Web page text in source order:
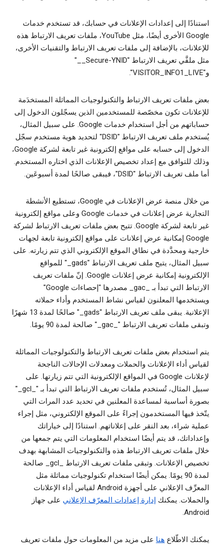
استنادًا إلى إعدادات الإعلانات في حسابك، قد تستخدم خدمات
Google الأخرى أيضًا، مثل YouTube، ملفات تعريف الارتباط هذه
للإعلانات، بالإضافة إلى ملفات تعريف الارتباط والتقنيات الأخرى،
مثل ملفَّي تعريف الارتباط "‎__Secure-YNID"
و"VISITOR_INFO1_LIVE".
بعض ملفات تعريف الارتباط والتكنولوجيات المماثلة المستخدَمة
للإعلانات تكون مخصّصة للمستخدمين الذين يسجّلون الدخول إلى
حساباتهم من أجل استخدام خدمات Google. على سبيل المثال،
يُستخدم ملف تعريف الارتباط "DSID" لتحديد هوية مستخدم سجّل
الدخول إلى حسابه على مواقع إلكترونية غير تابعة لشركة Google،
وذلك للتوافق مع إعداد تخصيص الإعلانات الذي اختاره المستخدم.
أما ملف تعريف الارتباط "DSID"، فيبقى صالحًا لمدة أسبوعَين.
من خلال منصة عرض الإعلانات في Google، تستطيع الأنشطة
التجارية عرض إعلانات في خدمات Google وعلى مواقع إلكترونية
غير تابعة لشركة Google. تتيح بعض ملفات تعريف الارتباط لشركة
Google إمكانية عرض إعلانات على مواقع إلكترونية تابعة لجهات
خارجية ومحدَّدة في نطاق الموقع الإلكتروني الذي تتم زيارته. على
سبيل المثال، يتيح ملف تعريف الارتباط "‎"_gads للمواقع
الإلكترونية إمكانية عرض إعلانات Google. إنّ ملفات تعريف
الارتباط التي تبدأ بـ _gac_ مصدرها "إحصاءات Google"
ويستخدمها المعلنون لقياس نشاط المستخدم وأداء حملاته
الإعلانية. يبقى ملف تعريف الارتباط "‎"_gads صالحًا لمدة 13 شهرًا
وتبقى ملفات تعريف الارتباط "_gac_" صالحة لمدة 90 يومًا.
يتم استخدام بعض ملفات تعريف الارتباط والتكنولوجيات المماثلة
لقياس أداء الإعلانات والحملات ومعدلات الإحالات الناجحة
لإعلانات Google في المواقع الإلكترونية التي تتم زيارتها. على
سبيل المثال، تُستخدم ملفات تعريف الارتباط التي تبدأ بـ "_gcl_"
بصورة أساسية لمساعدة المعلنين في تحديد عدد المرات التي
يتّخذ فيها المستخدمون إجراءً على الموقع الإلكتروني، مثل إجراء
عملية شراء، بعد النقر على إعلاناتهم. استنادًا إلى خياراتك
وإعداداتك، قد يتم أيضًا استخدام المعلومات التي يتم جمعها من
خلال ملفات تعريف الارتباط هذه والتكنولوجيات المشابهة بهدف
تخصيص الإعلانات. وتبقى ملفات تعريف الارتباط _gcl_ صالحة
لمدة 90 يومًا. يمكن أيضًا استخدام تكنولوجيات مماثلة مثل
المعرِّف الإعلاني على أجهزة Android لقياس أداء الإعلانات
والحملات. يمكنك إدارة إعدادات المعرّف الإعلاني على جهاز
Android.
يمكنك الاطّلاع هنا على مزيد من المعلومات حول ملفات تعريف